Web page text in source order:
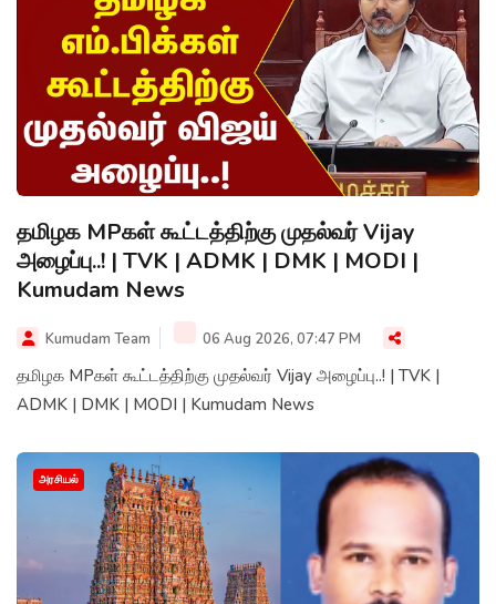
தமிழக MPகள் கூட்டத்திற்கு முதல்வர் Vijay
அழைப்பு..! | TVK | ADMK | DMK | MODI |
Kumudam News
Kumudam Team 06 Aug 2026, 07:47 PM
தமிழக MPகள் கூட்டத்திற்கு முதல்வர் Vijay அழைப்பு..! | TVK |
ADMK | DMK | MODI | Kumudam News
அரசியல்